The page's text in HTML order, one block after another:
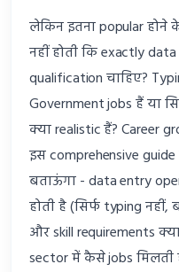
लेकिन इतना popular
नहीं होती कि exactly
qualification चाहिए?
Government jobs हैं या
क्या realistic हैं? Career
इस comprehensive
बताऊंगा - data entry
होती है (सिर्फ typing
और skill requirements
sector में कैसे jobs मिलती